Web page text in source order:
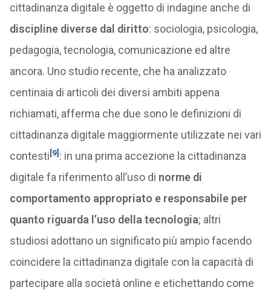
cittadinanza digitale è oggetto di indagine anche di
discipline diverse dal diritto: sociologia, psicologia,
pedagogia, tecnologia, comunicazione ed altre
ancora. Uno studio recente, che ha analizzato
centinaia di articoli dei diversi ambiti appena
richiamati, afferma che due sono le definizioni di
cittadinanza digitale maggiormente utilizzate nei vari
contesti[9] : in una prima accezione la cittadinanza
digitale fa riferimento all’uso di norme di
comportamento appropriato e responsabile per
quanto riguarda l’uso della tecnologia; altri
studiosi adottano un significato più ampio facendo
coincidere la cittadinanza digitale con la capacità di
partecipare alla società online e etichettando come